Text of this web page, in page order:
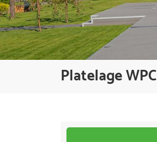
Platelage